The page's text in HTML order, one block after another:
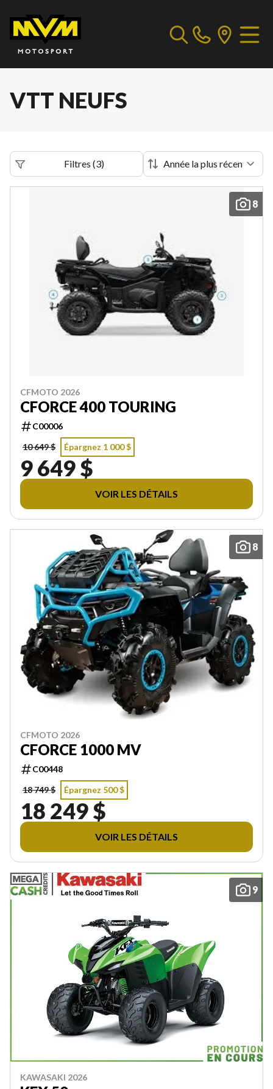
VTT NEUFS
Filtres (3)
8
CFMOTO 2026
CFORCE 400 TOURING
C00006
10 649 $
Épargnez 1 000 $
9 649 $
VOIR LES DÉTAILS
8
CFMOTO 2026
CFORCE 1000 MV
C00448
18 749 $
Épargnez 500 $
18 249 $
VOIR LES DÉTAILS
9
KAWASAKI 2026